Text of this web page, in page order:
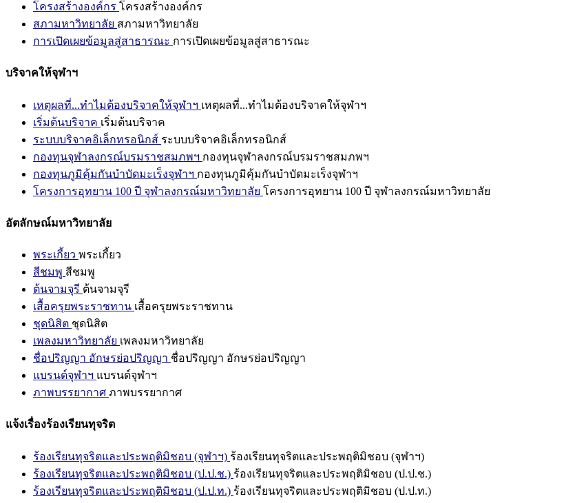
โครงสร้างองค์กร โครงสร้างองค์กร
สภามหาวิทยาลัย สภามหาวิทยาลัย
การเปิดเผยข้อมูลสู่สาธารณะ การเปิดเผยข้อมูลสู่สาธารณะ
บริจาคให้จุฬาฯ
เหตุผลที่...ทำไมต้องบริจาคให้จุฬาฯ เหตุผลที่...ทำไมต้องบริจาคให้จุฬาฯ
เริ่มต้นบริจาค เริ่มต้นบริจาค
ระบบบริจาคอิเล็กทรอนิกส์ ระบบบริจาคอิเล็กทรอนิกส์
กองทุนจุฬาลงกรณ์บรมราชสมภพฯ กองทุนจุฬาลงกรณ์บรมราชสมภพฯ
กองทุนภูมิคุ้มกันบำบัดมะเร็งจุฬาฯ กองทุนภูมิคุ้มกันบำบัดมะเร็งจุฬาฯ
โครงการอุทยาน 100 ปี จุฬาลงกรณ์มหาวิทยาลัย โครงการอุทยาน 100 ปี จุฬาลงกรณ์มหาวิทยาลัย
อัตลักษณ์มหาวิทยาลัย
พระเกี้ยว พระเกี้ยว
สีชมพู สีชมพู
ต้นจามจุรี ต้นจามจุรี
เสื้อครุยพระราชทาน เสื้อครุยพระราชทาน
ชุดนิสิต ชุดนิสิต
เพลงมหาวิทยาลัย เพลงมหาวิทยาลัย
ชื่อปริญญา อักษรย่อปริญญา ชื่อปริญญา อักษรย่อปริญญา
แบรนด์จุฬาฯ แบรนด์จุฬาฯ
ภาพบรรยากาศ ภาพบรรยากาศ
แจ้งเรื่องร้องเรียนทุจริต
ร้องเรียนทุจริตและประพฤติมิชอบ (จุฬาฯ) ร้องเรียนทุจริตและประพฤติมิชอบ (จุฬาฯ)
ร้องเรียนทุจริตและประพฤติมิชอบ (ป.ป.ช.) ร้องเรียนทุจริตและประพฤติมิชอบ (ป.ป.ช.)
ร้องเรียนทุจริตและประพฤติมิชอบ (ป.ป.ท.) ร้องเรียนทุจริตและประพฤติมิชอบ (ป.ป.ท.)